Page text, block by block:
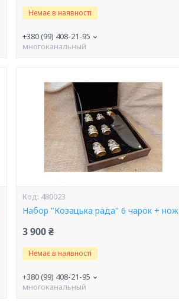
Немає в наявності
+380 (99) 408-21-95
многоканальный
480023
Набор "Козацька рада" 6 чарок + нож
3 900 ₴
Немає в наявності
+380 (99) 408-21-95
многоканальный